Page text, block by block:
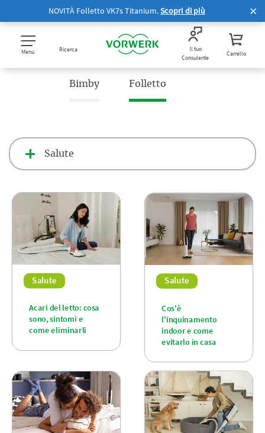
NOVITÀ Folletto VK7s Titanium.Scopri di più
Menu Ricerca
Il tuo
Consulente
Carrello
Bimby Folletto
Salute
Salute
Acari del letto: cosa
sono, sintomi e
come eliminarli
Salute
Cos'è
l'inquinamento
indoor e come
evitarlo in casa